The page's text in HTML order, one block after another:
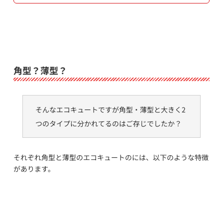
角型？薄型？
そんなエコキュートですが角型・薄型と大きく2
つのタイプに分かれてるのはご存じでしたか？
それぞれ角型と薄型のエコキュートのには、以下のような特徴
があります。